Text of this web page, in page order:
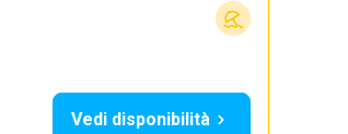
Vedi disponibilità